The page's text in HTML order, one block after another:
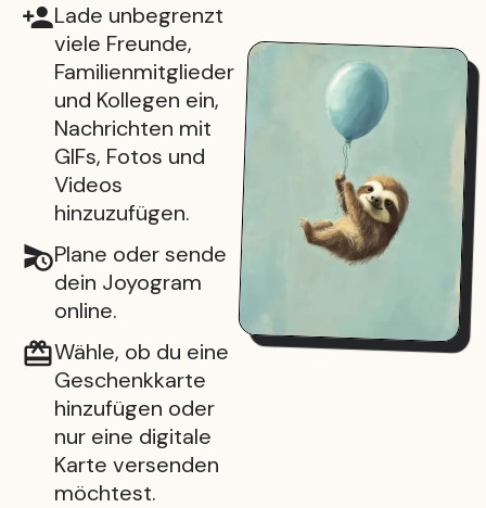
Lade unbegrenzt
viele Freunde,
Familienmitglieder
und Kollegen ein,
Nachrichten mit
GIFs, Fotos und
Videos
hinzuzufügen.
Plane oder sende
dein Joyogram
online.
Wähle, ob du eine
Geschenkkarte
hinzufügen oder
nur eine digitale
Karte versenden
möchtest.